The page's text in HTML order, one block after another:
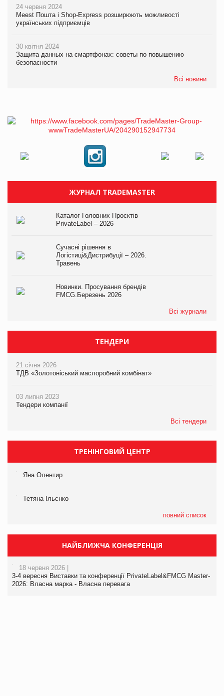
24 червня 2024
Meest Пошта і Shop-Express розширюють можливості
українських підприємців
30 квітня 2024
Защита данных на смартфонах: советы по повышению
безопасности
Всі новини
ЖУРНАЛ TRADEMASTER
Каталог Головних Проєктів
PrivateLabel – 2026
Сучасні рішення в
Логістиці&Дистрибуції – 2026.
Травень
Новинки. Просування брендів
FMCG.Березень 2026
Всі журнали
ТЕНДЕРИ
21 січня 2026
ТДВ «Золотоніський маслоробний комбінат»
03 липня 2023
Тендери компанії
Всі тендери
ТРЕНІНГОВИЙ ЦЕНТР
Яна Олентир
Тетяна Ільєнко
повний список
НАЙБЛИЖЧА КОНФЕРЕНЦІЯ
18 червня 2026 |
3-4 вересня Виставки та конференції PrivateLabel&FMCG Master-
2026: Власна марка - Власна перевага